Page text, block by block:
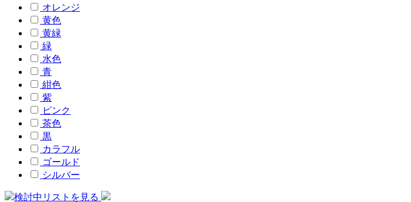
オレンジ
黄色
黄緑
緑
水色
青
紺色
紫
ピンク
茶色
黒
カラフル
ゴールド
シルバー
検討中リストを見る